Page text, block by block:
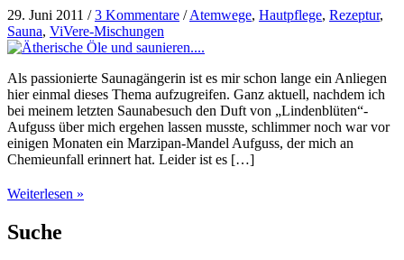
29. Juni 2011 /3 Kommentare /Atemwege, Hautpflege, Rezeptur,
Sauna, ViVere-Mischungen
Als passionierte Saunagängerin ist es mir schon lange ein Anliegen
hier einmal dieses Thema aufzugreifen. Ganz aktuell, nachdem ich
bei meinem letzten Saunabesuch den Duft von „Lindenblüten“-
Aufguss über mich ergehen lassen musste, schlimmer noch war vor
einigen Monaten ein Marzipan-Mandel Aufguss, der mich an
Chemieunfall erinnert hat. Leider ist es […]
Ätherische
und
saunieren….
Weiterlesen »
Suche